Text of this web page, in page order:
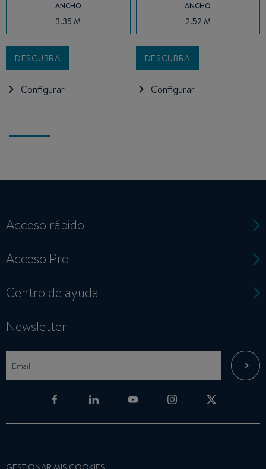
ANCHO
3.35 M
DESCUBRA
Configurar
ANCHO
2.52 M
DESCUBRA
Configurar
Acceso rápido
Acceso Pro
Centro de ayuda
Newsletter